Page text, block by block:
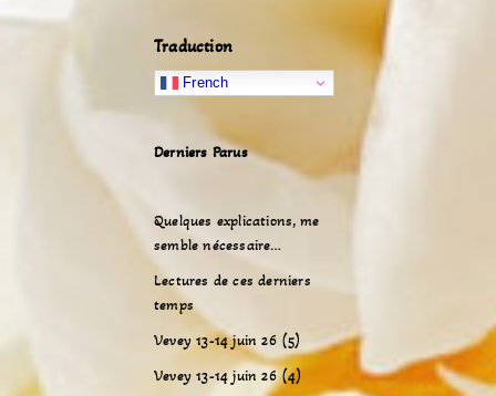
Traduction
French
Derniers Parus
Quelques explications, me
semble nécessaire…
Lectures de ces derniers
temps
Vevey 13-14 juin 26 (5)
Vevey 13-14 juin 26 (4)